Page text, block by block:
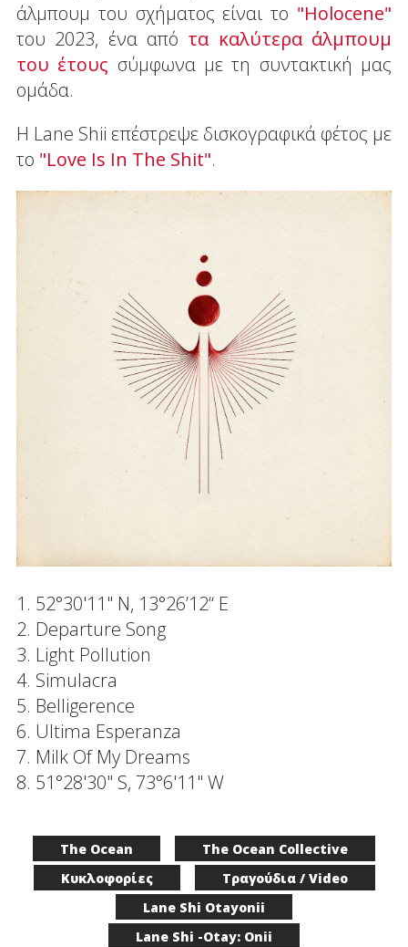
άλμπουμ του σχήματος είναι το "Holocene"
του 2023, ένα από τα καλύτερα άλμπουμ
του έτους σύμφωνα με τη συντακτική μας
ομάδα.
Η Lane Shii επέστρεψε δισκογραφικά φέτος με
το "Love Is In The Shit".
1. 52°30'11" N, 13°26’12“ E
2. Departure Song
3. Light Pollution
4. Simulacra
5. Belligerence
6. Ultima Esperanza
7. Milk Of My Dreams
8. 51°28'30" S, 73°6'11" W
The Ocean
The Ocean Collective
Κυκλοφορίες
Τραγούδια / Video
Lane Shi Otayonii
Lane Shi -Otay: Onii